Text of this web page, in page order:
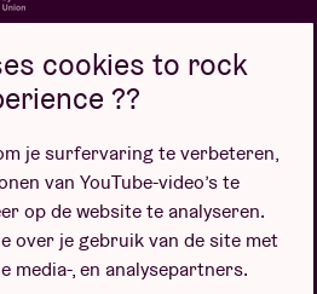
Verkoopsvoorwaarden
Design door
cookies to rock
??
je surfervaring te verbeteren,
van YouTube-video’s te
op de website te analyseren.
over je gebruik van de site met
media-, en analysepartners.